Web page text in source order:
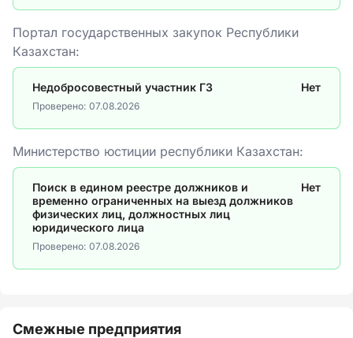
Портал государственных закупок Республики
Казахстан:
Недобросовестный участник ГЗ Нет
Проверено: 07.08.2026
Министерство юстиции республики Казахстан:
Поиск в едином реестре должников и
временно ограниченных на выезд должников
физических лиц, должностных лиц
юридического лица
Нет
Проверено: 07.08.2026
Смежные предприятия